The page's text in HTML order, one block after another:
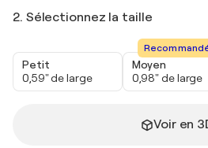
2. Sélectionnez la taille
Petit
0,59" de large
Moyen
0,98" de large
Voir en